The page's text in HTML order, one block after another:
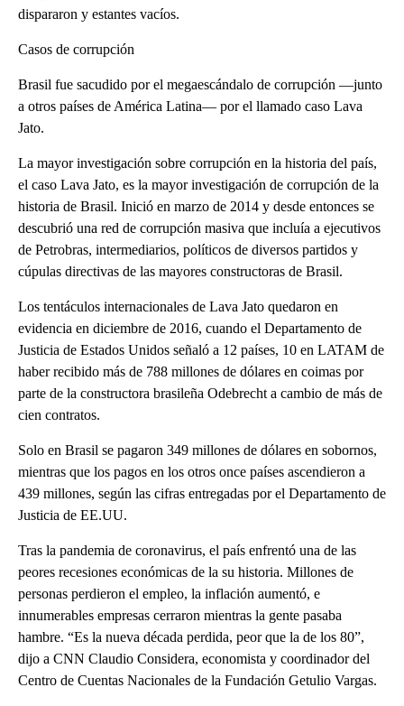
dispararon y estantes vacíos.
Casos de corrupción
Brasil fue sacudido por el megaescándalo de corrupción —junto
a otros países de América Latina— por el llamado caso Lava
Jato.
La mayor investigación sobre corrupción en la historia del país,
el caso Lava Jato, es la mayor investigación de corrupción de la
historia de Brasil. Inició en marzo de 2014 y desde entonces se
descubrió una red de corrupción masiva que incluía a ejecutivos
de Petrobras, intermediarios, políticos de diversos partidos y
cúpulas directivas de las mayores constructoras de Brasil.
Los tentáculos internacionales de Lava Jato quedaron en
evidencia en diciembre de 2016, cuando el Departamento de
Justicia de Estados Unidos señaló a 12 países, 10 en LATAM de
haber recibido más de 788 millones de dólares en coimas por
parte de la constructora brasileña Odebrecht a cambio de más de
cien contratos.
Solo en Brasil se pagaron 349 millones de dólares en sobornos,
mientras que los pagos en los otros once países ascendieron a
439 millones, según las cifras entregadas por el Departamento de
Justicia de EE.UU.
Tras la pandemia de coronavirus, el país enfrentó una de las
peores recesiones económicas de la su historia. Millones de
personas perdieron el empleo, la inflación aumentó, e
innumerables empresas cerraron mientras la gente pasaba
hambre. “Es la nueva década perdida, peor que la de los 80”,
dijo a CNN Claudio Considera, economista y coordinador del
Centro de Cuentas Nacionales de la Fundación Getulio Vargas.